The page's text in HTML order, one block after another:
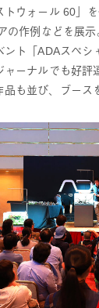
トウォール 60」
の作例などを展
ント「ADAスペシ
ャーナルでも好評
品も並び、ブース